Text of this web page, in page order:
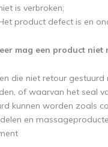
is verbroken;
product defect is en
mag een product niet
die niet retour
of waarvan het seal
kunnen worden zoals
en